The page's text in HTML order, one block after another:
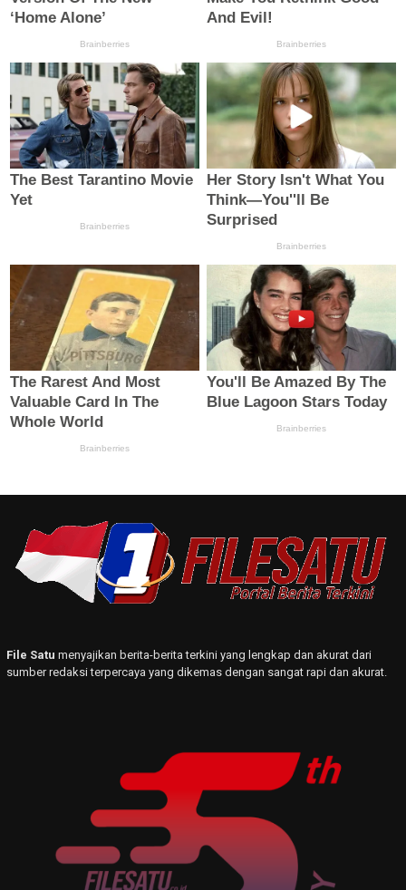
File Satu menyajikan berita-berita terkini yang lengkap dan akurat dari
sumber redaksi terpercaya yang dikemas dengan sangat rapi dan akurat.